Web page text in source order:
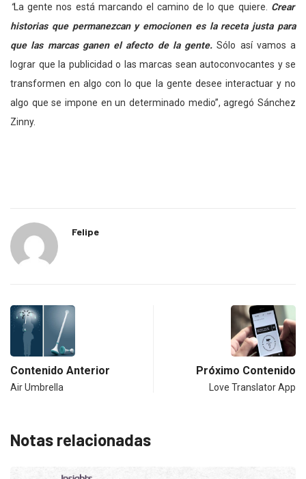
“La gente nos está marcando el camino de lo que quiere. Crear
historias que permanezcan y emocionen es la receta justa para
que las marcas ganen el afecto de la gente. Sólo así vamos a
lograr que la publicidad o las marcas sean autoconvocantes y se
transformen en algo con lo que la gente desee interactuar y no
algo que se impone en un determinado medio”, agregó Sánchez
Zinny.
Felipe
Contenido Anterior
Air Umbrella
Próximo Contenido
Love Translator App
Notas relacionadas